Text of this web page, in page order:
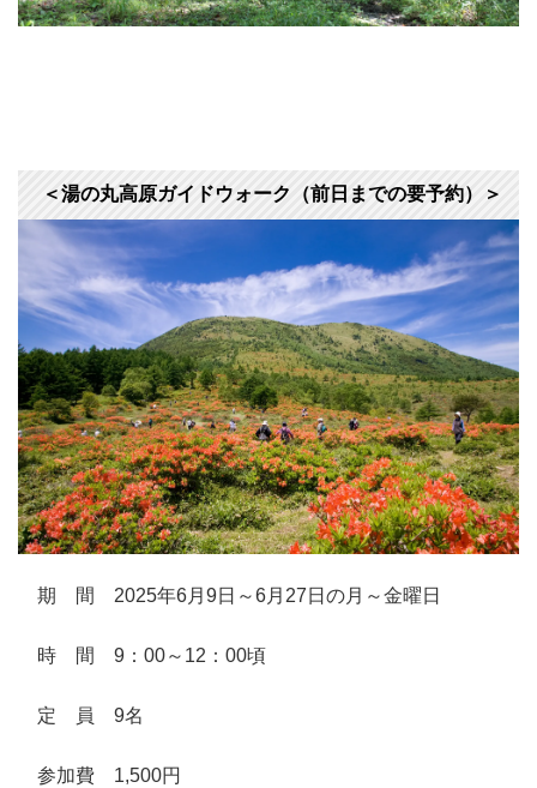
＜湯の丸高原ガイドウォーク（前日までの要予約）＞
期 間 2025年6月9日～6月27日の月～金曜日
時 間 9：00～12：00頃
定 員 9名
参加費 1,500円